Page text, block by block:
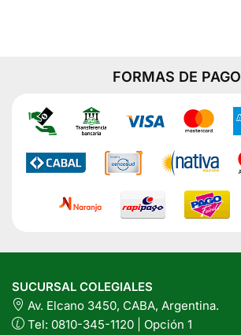
FORMAS DE PAGO
SUCURSAL COLEGIALES
Av. Elcano 3450, CABA, Argentina.
Tel: 0810-345-1120 | Opción 1